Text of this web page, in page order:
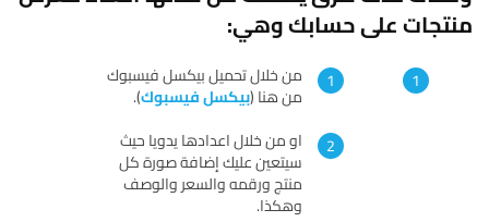
منتجات على حسابك وهي:
من خلال تحميل بيكسل فيسبوك
من هنا (بيكسل فيسبوك).
او من خلال اعدادها يدويا حيث
سيتعين عليك إضافة صورة كل
منتج ورقمه والسعر والوصف
وهكذا.